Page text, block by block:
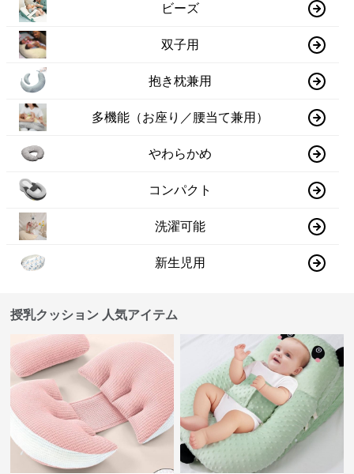
ビーズ
双子用
抱き枕兼用
多機能（お座り／腰当て兼用）
やわらかめ
コンパクト
洗濯可能
新生児用
授乳クッション 人気アイテム